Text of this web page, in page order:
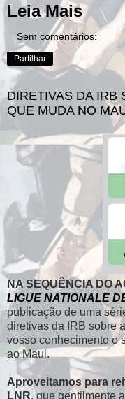
Leia Mais
Sem comentários:
Partilhar
DIRETIVAS DA IRB
QUE MUDA NO
NA SEQUÊNCIA DO
LIGUE NATIONALE
publicação de uma
diretivas da IRB sobre
vosso conhecimento o
ao Maul.
Aproveitamos para
LNR, que gentilmente